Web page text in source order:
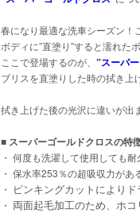
春になり最適な洗車シーズン！
ボディに”直塗り”すると濡れた
ここで登場するのが、 ”スーパ
ブリスを直塗りした時の拭き
拭き上げた後の光沢に違いが出
■ スーパーゴールドクロスの特
・ 何度も洗濯して使用しても
・ 保水率253％の超吸収力が
・ ピンキングカットにより
・ 両面起毛加工のため、ホ